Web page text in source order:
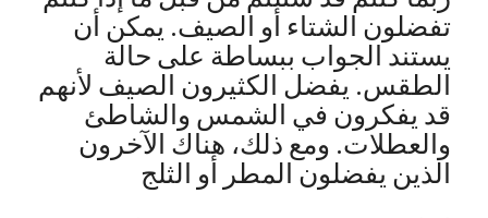
تفضلون الشتاء أو الصيف. يمكن أن
يستند الجواب ببساطة على حالة
الطقس. يفضل الكثيرون الصيف لأنهم
قد يفكرون في الشمس والشاطئ
والعطلات. ومع ذلك، هناك الآخرون
الذين يفضلون المطر أو الثلج